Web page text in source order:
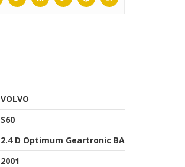
VOLVO
S60
2.4 D Optimum Geartronic BA
2001